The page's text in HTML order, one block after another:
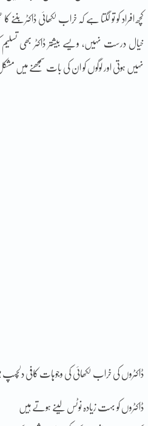
کچھ افراد کو تو لگتا ہے کہ خراب لکھائی ڈاکٹر
خیال درست نہیں، ویسے بیشتر ڈاکٹر بھی
نہیں ہوتی اور لوگوں کو ان کی بات سمجھنے میں
ڈاکٹروں کی خراب لکھائی کی وجوہات کافی
ڈاکٹروں کو بہت زیادہ نوٹس لینے ہوتے ہیں